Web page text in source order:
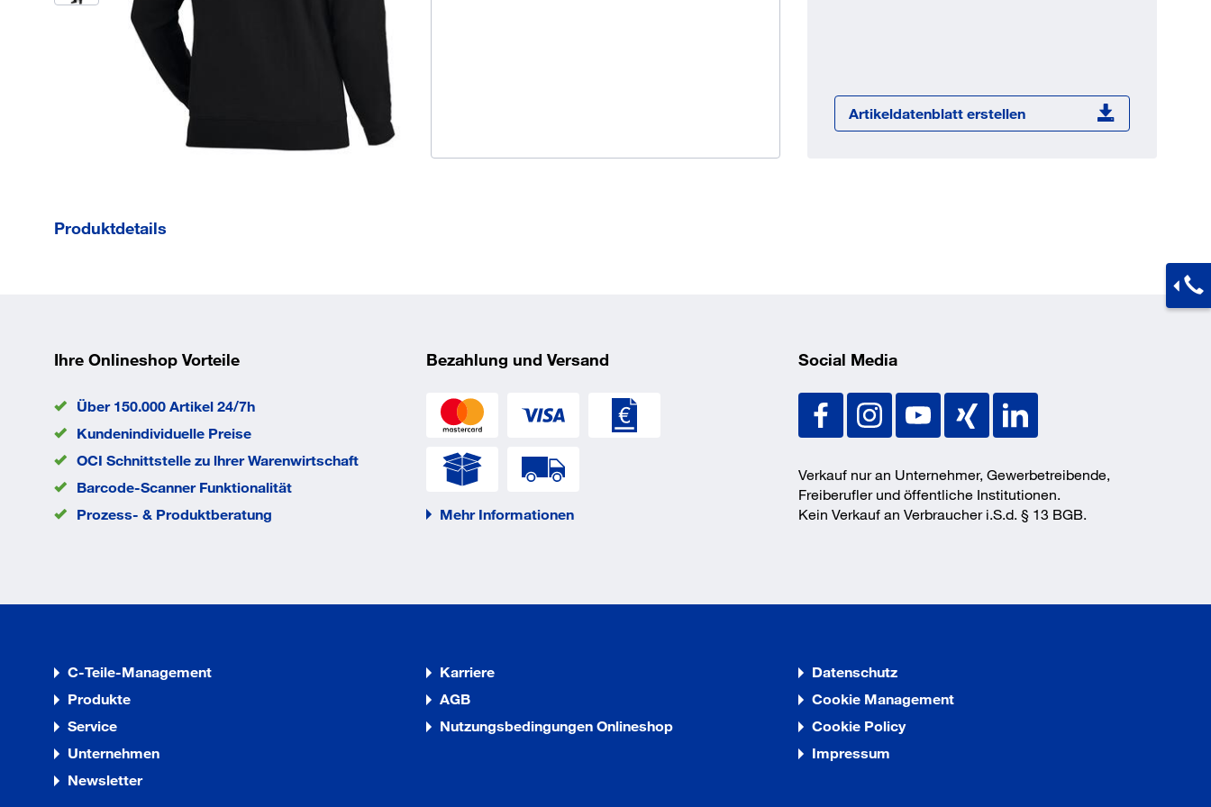
OCI Schnittstelle zu lhrer
Warenwirtschaft
Artikeldatenblatt erstellen
Produktdetails
dadurch verfügt das Sweatshirt über eine hohe Atmungsaktivität und hinterlässt
keine Faserrückstände
Saumabschluss
Größe
Material
95% Baumwolle/5% Polyester
Ihre Onlineshop Vorteile
Über 150.000 Artikel 24/7h
Kundenindividuelle Preise
OCI Schnittstelle zu lhrer Warenwirtschaft
Barcode-Scanner Funktionalität
Prozess- & Produktberatung
Bezahlung und Versand
Mehr Informationen
Social Media
Verkauf nur an Unternehmer, Gewerbetreibende,
Freiberufler und öffentliche Institutionen.
Kein Verkauf an Verbraucher i.S.d. § 13 BGB.
C-Teile-Management
Produkte
Service
Unternehmen
Newsletter
Karriere
AGB
Nutzungsbedingungen Onlineshop
Datenschutz
Cookie Management
Cookie Policy
Impressum